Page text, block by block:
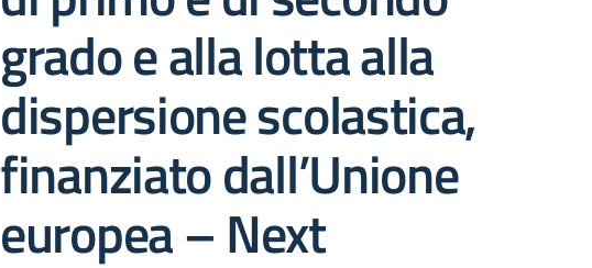
grado e alla lotta alla
dispersione scolastica,
finanziato dall’Unione
europea – Next